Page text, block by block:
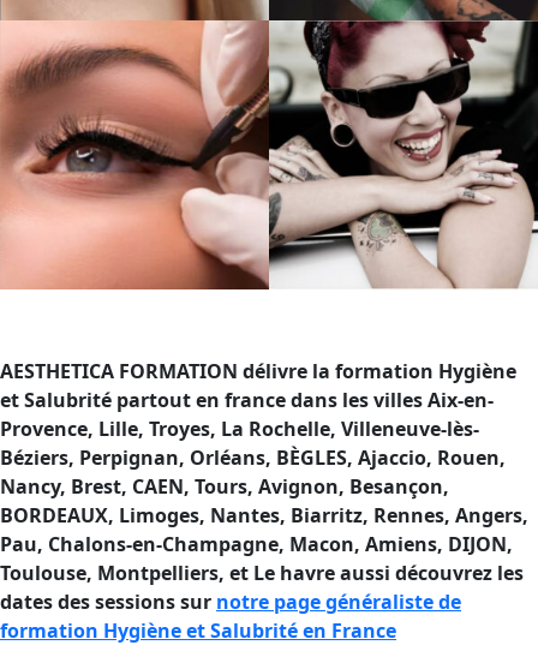
AESTHETICA FORMATION délivre la formation Hygiène
et Salubrité partout en france dans les villes Aix-en-
Provence, Lille, Troyes, La Rochelle, Villeneuve-lès-
Béziers, Perpignan, Orléans, BÈGLES, Ajaccio, Rouen,
Nancy, Brest, CAEN, Tours, Avignon, Besançon,
BORDEAUX, Limoges, Nantes, Biarritz, Rennes, Angers,
Pau, Chalons-en-Champagne, Macon, Amiens, DIJON,
Toulouse, Montpelliers, et Le havre aussi découvrez les
dates des sessions sur notre page généraliste de
formation Hygiène et Salubrité en France